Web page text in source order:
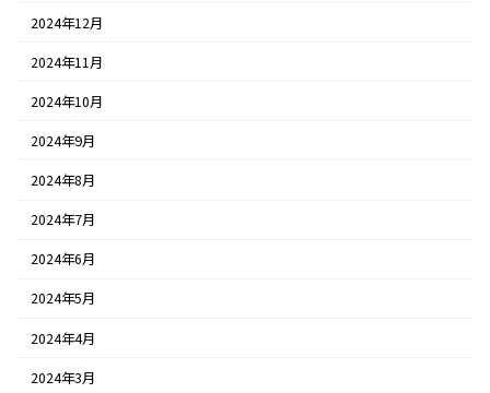
2024年12月
2024年11月
2024年10月
2024年9月
2024年8月
2024年7月
2024年6月
2024年5月
2024年4月
2024年3月